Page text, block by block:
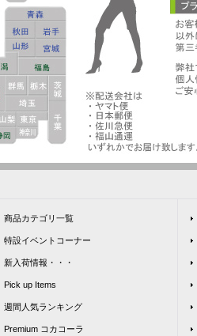
商品カテゴリ一覧
特設イベントコーナー
新入荷情報・・・
Pick up Items
週間人気ランキング
Premium コカコーラ